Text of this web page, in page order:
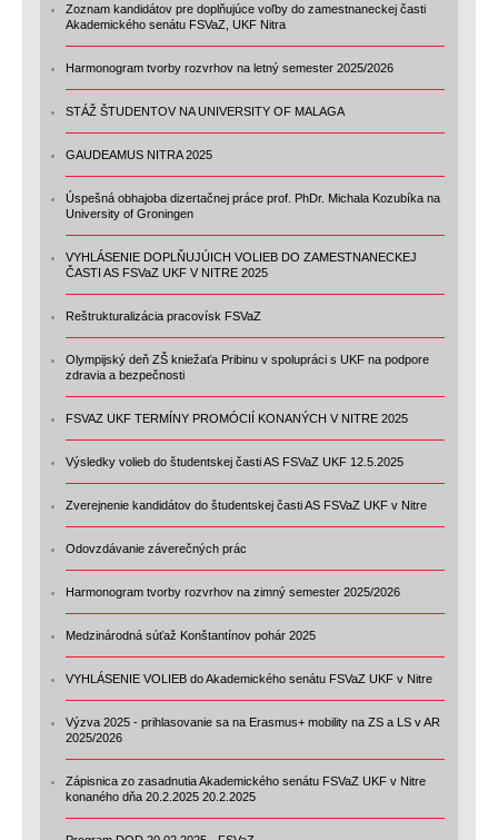
Zoznam kandidátov pre doplňujúce voľby do zamestnaneckej časti
Akademického senátu FSVaZ, UKF Nitra
Harmonogram tvorby rozvrhov na letný semester 2025/2026
STÁŽ ŠTUDENTOV NA UNIVERSITY OF MALAGA
GAUDEAMUS NITRA 2025
Úspešná obhajoba dizertačnej práce prof. PhDr. Michala Kozubíka na
University of Groningen
VYHLÁSENIE DOPLŇUJÚICH VOLIEB DO ZAMESTNANECKEJ
ČASTI AS FSVaZ UKF V NITRE 2025
Reštrukturalizácia pracovísk FSVaZ
Olympijský deň ZŠ kniežaťa Pribinu v spolupráci s UKF na podpore
zdravia a bezpečnosti
FSVAZ UKF TERMÍNY PROMÓCIÍ KONANÝCH V NITRE 2025
Výsledky volieb do študentskej časti AS FSVaZ UKF 12.5.2025
Zverejnenie kandidátov do študentskej časti AS FSVaZ UKF v Nitre
Odovzdávanie záverečných prác
Harmonogram tvorby rozvrhov na zimný semester 2025/2026
Medzinárodná súťaž Konštantínov pohár 2025
VYHLÁSENIE VOLIEB do Akademického senátu FSVaZ UKF v Nitre
Výzva 2025 - prihlasovanie sa na Erasmus+ mobility na ZS a LS v AR
2025/2026
Zápisnica zo zasadnutia Akademického senátu FSVaZ UKF v Nitre
konaného dňa 20.2.2025 20.2.2025